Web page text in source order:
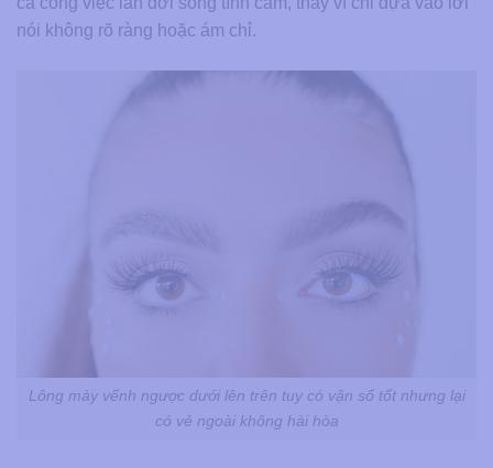
nói không rõ ràng hoặc ám chỉ.
Lông mày vểnh ngược dưới lên trên tuy có vận số tốt nhưng lại
có vẻ ngoài không hài hòa